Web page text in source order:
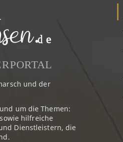
und der
um die Themen:
hilfreiche
Dienstleistern, die